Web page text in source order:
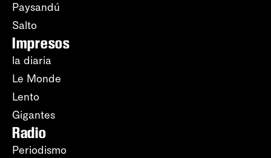
Paysandú
Salto
Impresos
la diaria
Le Monde
Lento
Gigantes
Radio
Periodismo